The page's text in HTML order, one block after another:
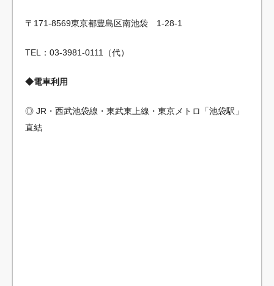
〒171-8569東京都豊島区南池袋 1-28-1
TEL：03-3981-0111（代）
◆電車利用
◎ JR・西武池袋線・東武東上線・東京メトロ「池袋駅」
直結